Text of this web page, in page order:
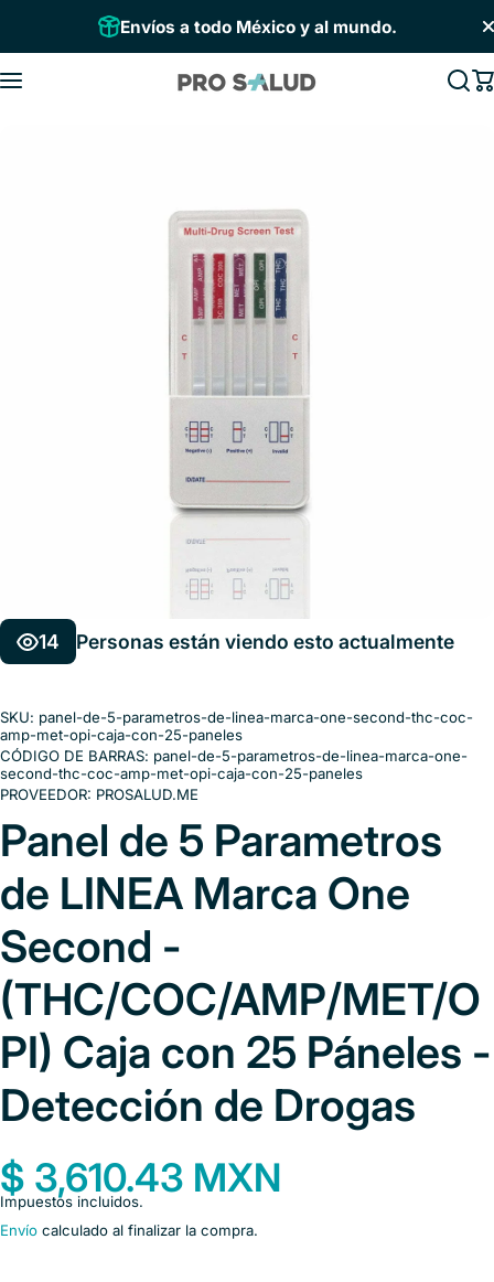
Saltar al contenido
Envíos a todo México y al mundo.
14 Personas están viendo esto actualmente
SKU: panel-de-5-parametros-de-linea-marca-one-second-thc-coc-
amp-met-opi-caja-con-25-paneles
CÓDIGO DE BARRAS: panel-de-5-parametros-de-linea-marca-one-
second-thc-coc-amp-met-opi-caja-con-25-paneles
PROVEEDOR: PROSALUD.ME
Panel de 5 Parametros
de LINEA Marca One
Second -
(THC/COC/AMP/MET/O
PI) Caja con 25 Páneles -
Detección de Drogas
$ 3,610.43 MXN
Impuestos incluidos.
Envío calculado al finalizar la compra.